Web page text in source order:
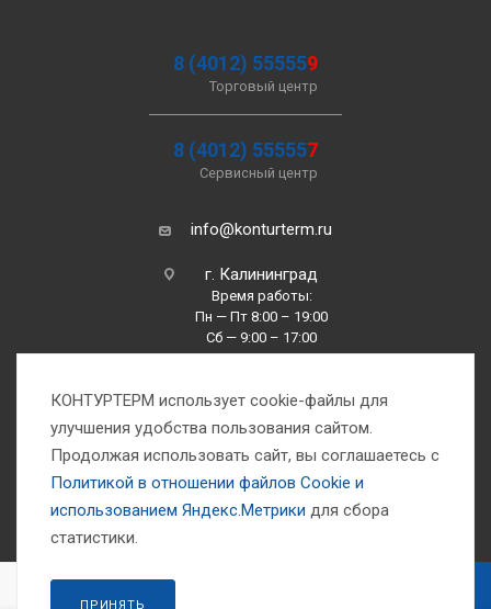
8 (4012) 555559
Торговый центр
8 (4012) 555557
Сервисный центр
info@konturterm.ru
г. Калининград
Время работы:
Пн — Пт 8:00 – 19:00
Сб — 9:00 – 17:00
Вс —10:00 – 16:00
1993-2026 © Компания «Контуртерм» — инженерно-торговый центр
КОНТУРТЕРМ использует cookie-файлы для
улучшения удобства пользования сайтом.
Продолжая использовать сайт, вы соглашаетесь с
Политикой в отношении файлов Сookie и
использованием Яндекс.Метрики для сбора
статистики.
ПРИНЯТЬ